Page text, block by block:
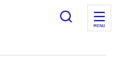
Ouvrir
MENU